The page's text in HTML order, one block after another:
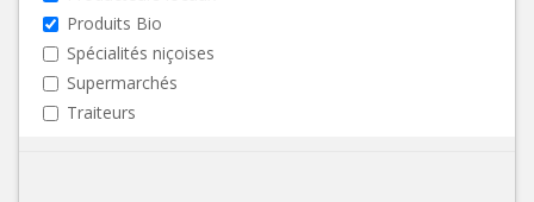
Produits Bio
Spécialités niçoises
Supermarchés
Traiteurs